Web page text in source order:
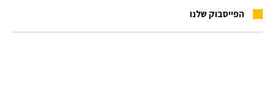
הפייסבוק שלנו